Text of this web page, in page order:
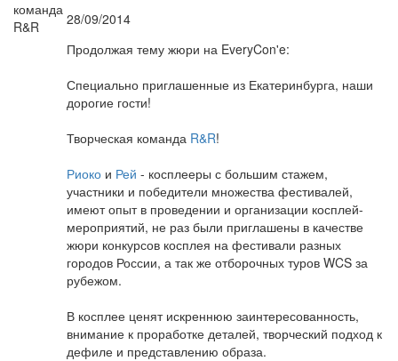
28/09/2014
Продолжая тему жюри на EveryCon'e:
Специально приглашенные из Екатеринбурга, наши
дорогие гости!
Творческая команда R&R!
Риоко и Рей - косплееры с большим стажем,
участники и победители множества фестивалей,
имеют опыт в проведении и организации косплей-
мероприятий, не раз были приглашены в качестве
жюри конкурсов косплея на фестивали разных
городов России, а так же отборочных туров WCS за
рубежом.
В косплее ценят искреннюю заинтересованность,
внимание к проработке деталей, творческий подход к
дефиле и представлению образа.